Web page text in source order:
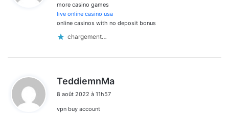
:
more casino games
live online casino usa
online casinos with no deposit bonus
chargement…
TeddiemnMa
8 août 2022 à 11h57
vpn buy account